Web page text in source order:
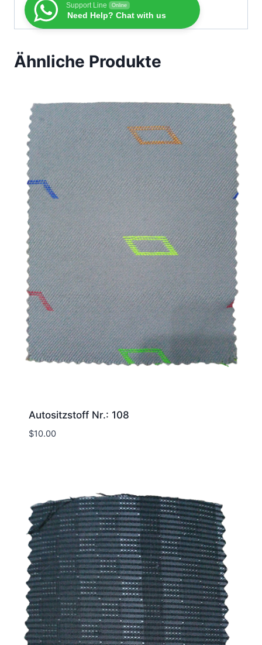
Support Line Online
Need Help? Chat with us
Ähnliche Produkte
Autositzstoff Nr.: 108
$10.00